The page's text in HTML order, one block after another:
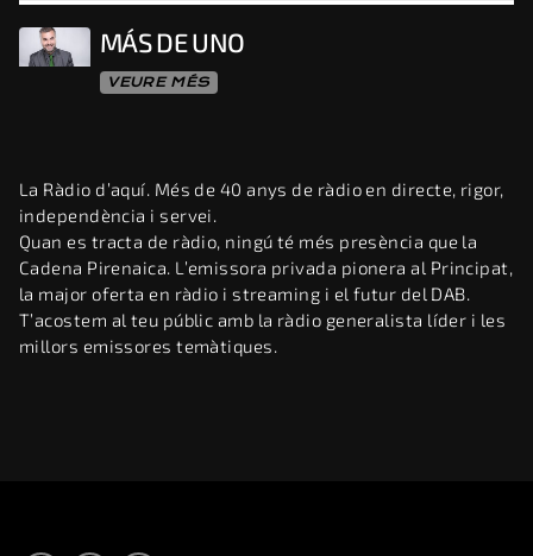
MÁS DE UNO
VEURE MÉS
La Ràdio d’aquí. Més de 40 anys de ràdio en directe, rigor,
independència i servei.
Quan es tracta de ràdio, ningú té més presència que la
Cadena Pirenaica. L’emissora privada pionera al Principat,
la major oferta en ràdio i streaming i el futur del DAB.
T’acostem al teu públic amb la ràdio generalista líder i les
millors emissores temàtiques.